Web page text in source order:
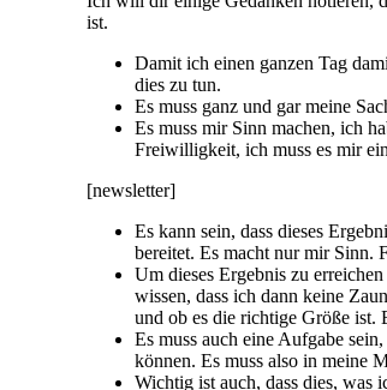
ist.
Damit ich einen ganzen Tag
dies zu tun.
Es muss ganz und gar meine
Es muss mir Sinn machen, ich
Freiwilligkeit, ich muss es mir
[newsletter]
Es kann sein, dass dieses
bereitet. Es macht nur mir Sinn.
Um dieses Ergebnis zu
wissen, dass ich dann keine
und ob es die richtige Größe ist.
Es muss auch eine Aufgabe
können. Es muss also in meine
Wichtig ist auch, dass dies,